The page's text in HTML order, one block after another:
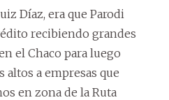
Díaz, era que Parodi
recibiendo grandes
el Chaco para luego
altos a empresas que
en zona de la Ruta